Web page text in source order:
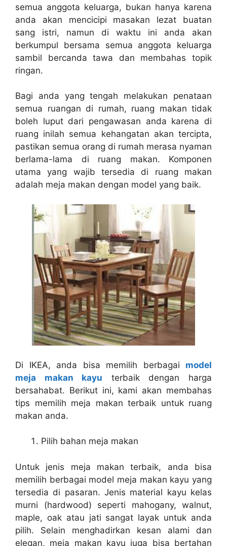
semua anggota keluarga, bukan hanya karena
anda akan mencicipi masakan lezat buatan
sang istri, namun di waktu ini anda akan
berkumpul bersama semua anggota keluarga
sambil bercanda tawa dan membahas topik
ringan.
Bagi anda yang tengah melakukan penataan
semua ruangan di rumah, ruang makan tidak
boleh luput dari pengawasan anda karena di
ruang inilah semua kehangatan akan tercipta,
pastikan semua orang di rumah merasa nyaman
berlama-lama di ruang makan. Komponen
utama yang wajib tersedia di ruang makan
adalah meja makan dengan model yang baik.
Di IKEA, anda bisa memilih berbagai model
meja makan kayu terbaik dengan harga
bersahabat. Berikut ini, kami akan membahas
tips memilih meja makan terbaik untuk ruang
makan anda.
Pilih bahan meja makan
Untuk jenis meja makan terbaik, anda bisa
memilih berbagai model meja makan kayu yang
tersedia di pasaran. Jenis material kayu kelas
murni (hardwood) seperti mahogany, walnut,
maple, oak atau jati sangat layak untuk anda
pilih. Selain menghadirkan kesan alami dan
elegan, meja makan kayu juga bisa bertahan